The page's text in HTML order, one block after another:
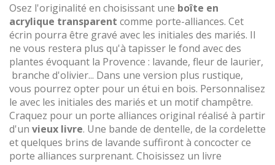
Osez l'originalité en choisissant une boîte en
acrylique transparent comme porte-alliances. Cet
écrin pourra être gravé avec les initiales des mariés. Il
ne vous restera plus qu'à tapisser le fond avec des
plantes évoquant la Provence : lavande, fleur de laurier,
branche d'olivier... Dans une version plus rustique,
vous pourrez opter pour un étui en bois. Personnalisez
le avec les initiales des mariés et un motif champêtre.
Craquez pour un porte alliances original réalisé à partir
d'un vieux livre. Une bande de dentelle, de la cordelette
et quelques brins de lavande suffiront à concocter ce
porte alliances surprenant. Choisissez un livre